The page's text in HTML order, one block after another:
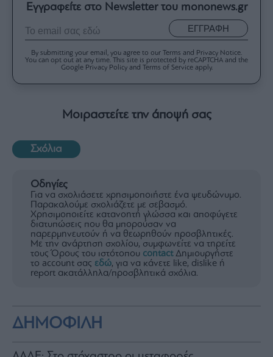
Εγγραφείτε στο Newsletter του mononews.gr
ΕΓΓΡΑΦΗ
By submitting your email, you agree to our Terms and Privacy Notice.
You can opt out at any time. This site is protected by reCAPTCHA and the
Google Privacy Policy and Terms of Service apply.
Μοιραστείτε την άποψή σας
Σχόλια
Οδηγίες
Για να σχολιάσετε χρησιμοποιήστε ένα ψευδώνυμο.
Παρακαλούμε σχολιάζετε με σεβασμό.
Χρησιμοποιείτε κατανοητή γλώσσα και αποφύγετε
διατυπώσεις που θα μπορούσαν να
παρερμηνευτούν ή να θεωρηθούν προσβλητικές.
Με την ανάρτηση σχολίου, συμφωνείτε να τηρείτε
τους Όρους του ιστότοπου contactΔημιουργήστε
το account σας εδώ, για να κάνετε like, dislike ή
report ακατάλληλα/προσβλητικά σχόλια.
ΔΗΜΟΦΙΛΗ